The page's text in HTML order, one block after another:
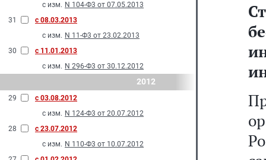
с изм. N 104-Ф3 от 07.05.2013
31
с 08.03.2013
с изм. N 11-Ф3 от 23.02.2013
30
с 11.01.2013
с изм. N 296-Ф3 от 30.12.2012
2012
29
с 03.08.2012
с изм. N 124-Ф3 от 20.07.2012
28
с 23.07.2012
с изм. N 110-Ф3 от 10.07.2012